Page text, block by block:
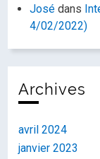
José dans
4/02/2022)
Archives
avril 2024
janvier 2023